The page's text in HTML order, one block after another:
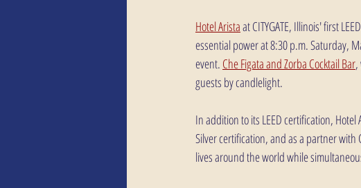
Hotel Arista at CITYGATE, Illinois' first
essential power at 8:30 p.m. Saturday,
event. Che Figata and Zorba Cocktail Bar,
guests by candlelight.
In addition to its LEED certification,
Silver certification, and as a partner
lives around the world while